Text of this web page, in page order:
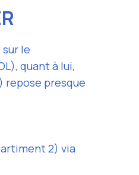
le
quant à lui,
repose presque
2) via